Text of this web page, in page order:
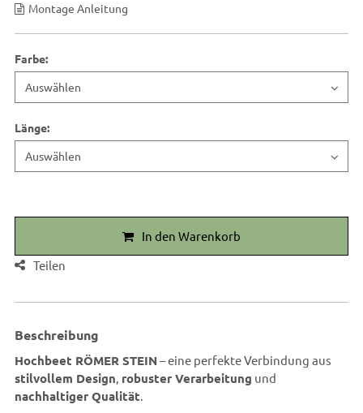
Montage Anleitung
Farbe:
Länge:
In den Warenkorb
Teilen
Beschreibung
Hochbeet RÖMER STEIN– eine perfekte Verbindung aus
stilvollem Design, robuster Verarbeitung und
nachhaltiger Qualität.